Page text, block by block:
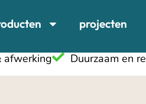
projecten
afwerking Duurzaam en